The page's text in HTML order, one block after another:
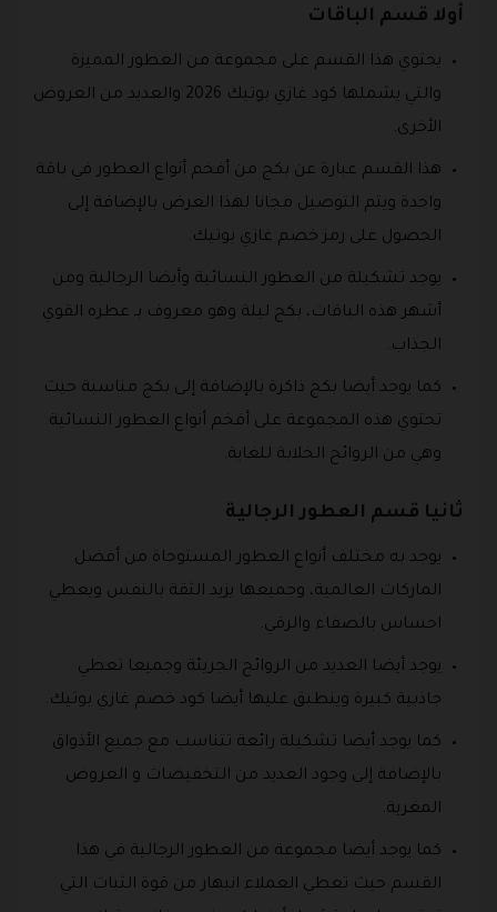
أولا قسم الباقات
يحتوي هذا القسم على مجموعة من العطور المميزة
والتي يشملها كود غازي بوتيك 2026 والعديد من العروض
الأخرى.
هذا القسم عبارة عن بكج من أفخم أنواع العطور في باقة
واحدة ويتم التوصيل مجانا لهذا العرض بالإضافة إلى
الحصول على رمز خصم غازي بوتيك.
يوجد تشكيلة من العطور النسائية وأيضا الرجالية ومن
أشهر هذه الباقات، بكج ليلة وهو معروف بـ عطره القوي
الجذاب.
كما يوجد أيضا بكج ذاكرة بالإضافة إلى بكج مناسبة حيث
تحتوي هذه المجموعة على أفخم أنواع العطور النسائية
وهي من الروائح الخلابة للغاية.
ثانيا قسم العطور الرجالية
يوجد به مختلف أنواع العطور المستوحاة من أفضل
الماركات العالمية، وجميعها يزيد الثقة بالنفس ويعطي
احساس بالصفاء والرقي.
يوجد أيضا العديد من الروائح الجريئة وجميعا تعطي
جاذبية كبيرة وينطبق عليها أيضا كود خصم غازي بوتيك.
كما يوجد أيضا تشكيلة رائعة تتناسب مع جميع الأذواق
بالإضافة إلى وجود العديد من التخفيضات و العروض
المغرية.
كما يوجد أيضا مجموعة من العطور الرجالية في هذا
القسم حيث تعطي العملاء انبهار من قوة الثبات التي